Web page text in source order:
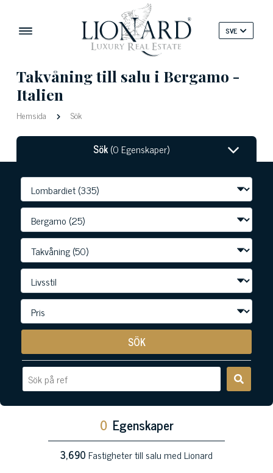
SVE
Takvåning till salu i Bergamo -
Italien
Hemsida Sök
Sök(0 Egenskaper)
SÖK
0 Egenskaper
3,690Fastigheter till salu med Lionard